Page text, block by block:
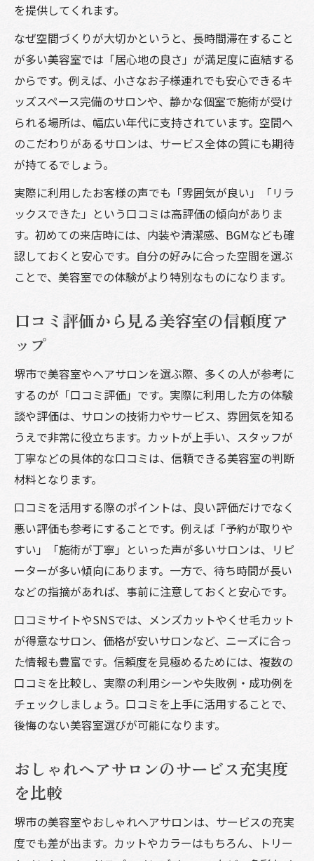
を提供してくれます。
なぜ空間づくりが大切かというと、長時間滞在すること
が多い美容室では「居心地の良さ」が満足度に直結する
からです。例えば、小さなお子様連れでも安心できるキ
ッズスペース完備のサロンや、静かな個室で施術が受け
られる場所は、幅広い年代に支持されています。空間へ
のこだわりがあるサロンは、サービス全体の質にも期待
が持てるでしょう。
実際に利用したお客様の声でも「雰囲気が良い」「リラ
ックスできた」という口コミは高評価の傾向がありま
す。初めての来店時には、内装や清潔感、BGMなども確
認しておくと安心です。自分の好みに合った空間を選ぶ
ことで、美容室での体験がより特別なものになります。
口コミ評価から見る美容室の信頼度ア
ップ
堺市で美容室やヘアサロンを選ぶ際、多くの人が参考に
するのが「口コミ評価」です。実際に利用した方の体験
談や評価は、サロンの技術力やサービス、雰囲気を知る
うえで非常に役立ちます。カットが上手い、スタッフが
丁寧などの具体的な口コミは、信頼できる美容室の判断
材料となります。
口コミを活用する際のポイントは、良い評価だけでなく
悪い評価も参考にすることです。例えば「予約が取りや
すい」「施術が丁寧」といった声が多いサロンは、リピ
ーターが多い傾向にあります。一方で、待ち時間が長い
などの指摘があれば、事前に注意しておくと安心です。
口コミサイトやSNSでは、メンズカットやくせ毛カット
が得意なサロン、価格が安いサロンなど、ニーズに合っ
た情報も豊富です。信頼度を見極めるためには、複数の
口コミを比較し、実際の利用シーンや失敗例・成功例を
チェックしましょう。口コミを上手に活用することで、
後悔のない美容室選びが可能になります。
おしゃれヘアサロンのサービス充実度
を比較
堺市の美容室やおしゃれヘアサロンは、サービスの充実
度でも差が出ます。カットやカラーはもちろん、トリー